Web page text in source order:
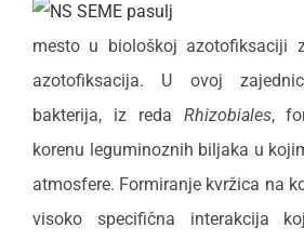
mesto u biološkoj azotofiksaciji
azotofiksacija. U ovoj
bakterija, iz reda Rhizobiales,
korenu leguminoznih biljaka u
atmosfere. Formiranje kvržica na
visoko specifična interakcija